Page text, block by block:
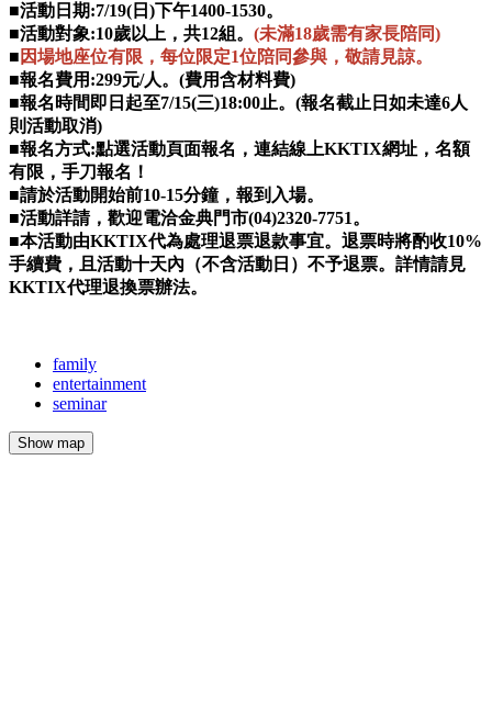
■活動日期:7/19(日)下午1400-1530。
■活動對象:10歲以上，共12組。 (未滿18歲需有家長陪同)
■ 因場地座位有限，每位限定1位陪同參與，敬請見諒。
■報名費用:299元/人。(費用含材料費)
■報名時間即日起至7/15(三)18:00止。(報名截止日如未達6人
則活動取消)
■報名方式:點選活動頁面報名，連結線上KKTIX網址，名額
有限，手刀報名！
■請於活動開始前10-15分鐘，報到入場。
■活動詳請，歡迎電洽金典門市(04)2320-7751。
​■本活動由KKTIX代為處理退票退款事宜。退票時將酌收10%
手續費，且活動十天內（不含活動日）不予退票。詳情請見
KKTIX代理退換票辦法。​
family
entertainment
seminar
Show map